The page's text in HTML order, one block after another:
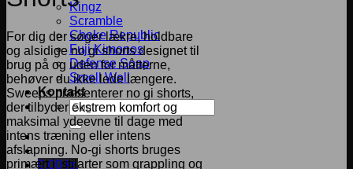
Kingz
Scramble
Choke Republic
Fuji Kimonos
Defense Soap
Smell Well
Kontakt
Søg
efter:
0,00kr.
For dig der søger lækre, holdbare
og alsidige no gi shorts designet til
brug på og uden for måtterne,
behøver du ikke lede længere.
Sweeps præsenterer no gi shorts,
der tilbyder ekstrem komfort og
maksimal ydeevne til dage med
intens træning eller intens
afslapning. No-gi shorts bruges
primært i stilarter som grappling og